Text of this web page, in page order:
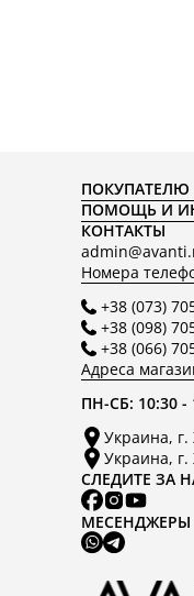
ПОКУПАТЕЛЮ
ПОМОЩЬ И
КОНТАКТЫ
Номера
+38 (073)
+38 (098)
+38 (066)
Адреса
ПН-СБ: 10:30 -
Украина,
Украина, г.
СЛЕДИТЕ ЗА
МЕСЕНДЖЕРЫ